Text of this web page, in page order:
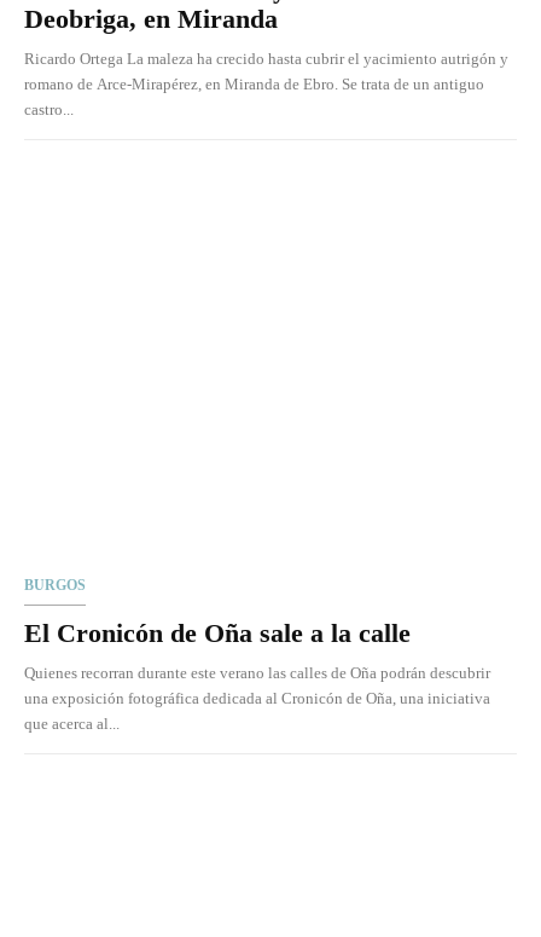
Deobriga, en Miranda
Ricardo Ortega La maleza ha crecido hasta cubrir el yacimiento autrigón y
romano de Arce-Mirapérez, en Miranda de Ebro. Se trata de un antiguo
castro...
BURGOS
El Cronicón de Oña sale a la calle
Quienes recorran durante este verano las calles de Oña podrán descubrir
una exposición fotográfica dedicada al Cronicón de Oña, una iniciativa
que acerca al...